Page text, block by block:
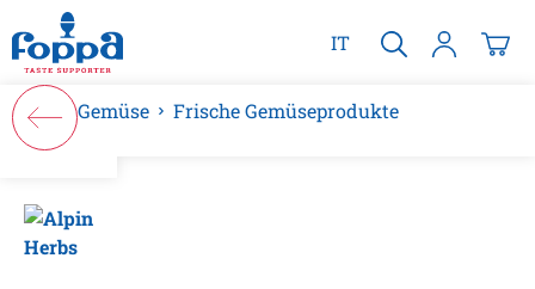
springen
IT
Gemüse Frische Gemüseprodukte